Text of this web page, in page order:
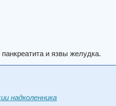
и язвы желудка.
надколенника